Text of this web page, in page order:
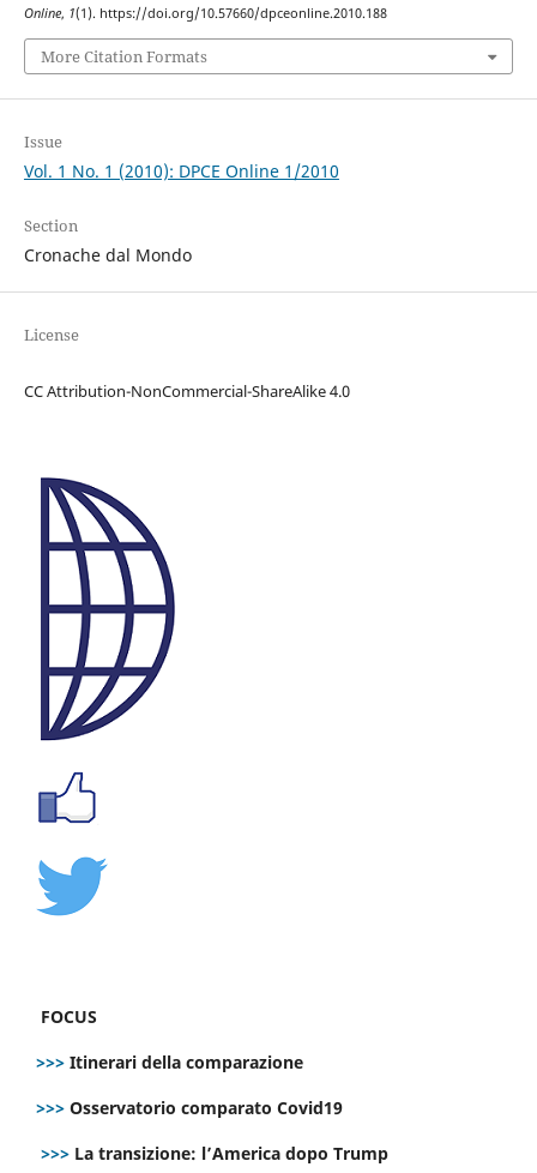
Online, 1(1). https://doi.org/10.57660/dpceonline.2010.188
More Citation Formats
Issue
Vol. 1 No. 1 (2010): DPCE Online 1/2010
Section
Cronache dal Mondo
License
CC Attribution-NonCommercial-ShareAlike 4.0
FOCUS
>>> Itinerari della comparazione
>>> Osservatorio comparato Covid19
>>> La transizione: l’America dopo Trump